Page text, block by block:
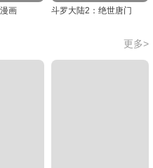
画
斗罗大陆2：绝世唐门
更多>